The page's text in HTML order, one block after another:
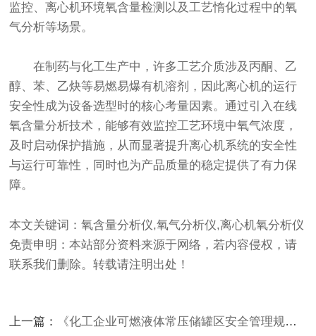
监控、离心机环境氧含量检测以及工艺惰化过程中的氧
气分析等场景。
在制药与化工生产中，许多工艺介质涉及丙酮、乙
醇、苯、乙炔等易燃易爆有机溶剂，因此离心机的运行
安全性成为设备选型时的核心考量因素。通过引入在线
氧含量分析技术，能够有效监控工艺环境中氧气浓度，
及时启动保护措施，从而显著提升离心机系统的安全性
与运行可靠性，同时也为产品质量的稳定提供了有力保
障。
本文关键词：氧含量分析仪,氧气分析仪,离心机氧分析仪
免责申明：本站部分资料来源于网络，若内容侵权，请
联系我们删除。转载请注明出处！
上一篇： 《化工企业可燃液体常压储罐区安全管理规范》新规解读：强制要求氮封储罐氧含量监测与联锁控制